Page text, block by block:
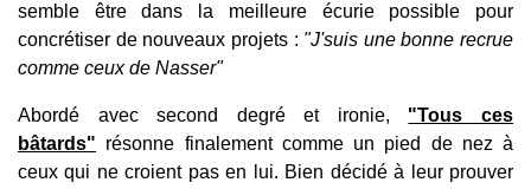
semble être dans la meilleure écurie possible pour
concrétiser de nouveaux projets : "J'suis une bonne recrue
comme ceux de Nasser"
Abordé avec second degré et ironie, "Tous ces
bâtards" résonne finalement comme un pied de nez à
ceux qui ne croient pas en lui. Bien décidé à leur prouver